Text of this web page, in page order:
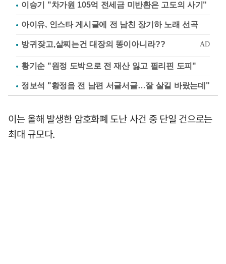
이승기 "차가원 105억 전세금 미반환은 고도의 사기"
아이유, 인스타 게시글에 전 남친 장기하 노래 선곡
황기순 "원정 도박으로 전 재산 잃고 필리핀 도피"
정보석 "황정음 전 남편 서글서글…잘 살길 바랐는데"
이는 올해 발생한 암호화폐 도난 사건 중 단일 건으로는
최대 규모다.